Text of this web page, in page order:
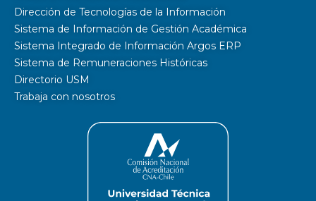
Dirección de Tecnologías de la Información
Sistema de Información de Gestión Académica
Sistema Integrado de Información Argos ERP
Sistema de Remuneraciones Históricas
Directorio USM
Trabaja con nosotros